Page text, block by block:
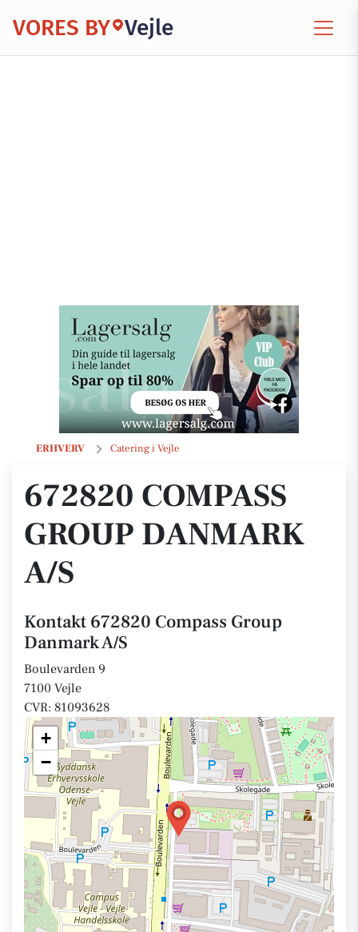
VORES BY Vejle
ERHVERV Catering i Vejle
672820 Compass Group Danmark A/S
672820 COMPASS
GROUP DANMARK
A/S
Kontakt 672820 Compass Group
Danmark A/S
Boulevarden 9
7100 Vejle
CVR: 81093628
+
−